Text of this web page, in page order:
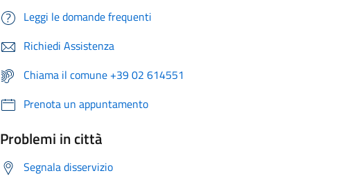
Leggi le domande frequenti
Richiedi Assistenza
Chiama il comune +39 02 614551
Prenota un appuntamento
Problemi in città
Segnala disservizio